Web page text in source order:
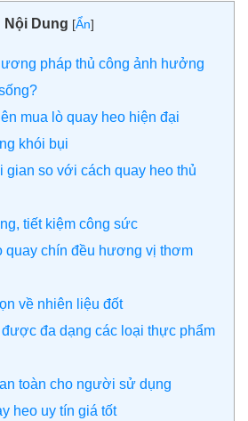
Nội Dung [Ẩn]
pháp thủ công ảnh hưởng
mua lò quay heo hiện đại
khói bụi
gian so với cách quay heo thủ
tiết kiệm công sức
quay chín đều hương vị thơm
về nhiên liệu đốt
đa dạng các loại thực phẩm
toàn cho người sử dụng
heo uy tín giá tốt